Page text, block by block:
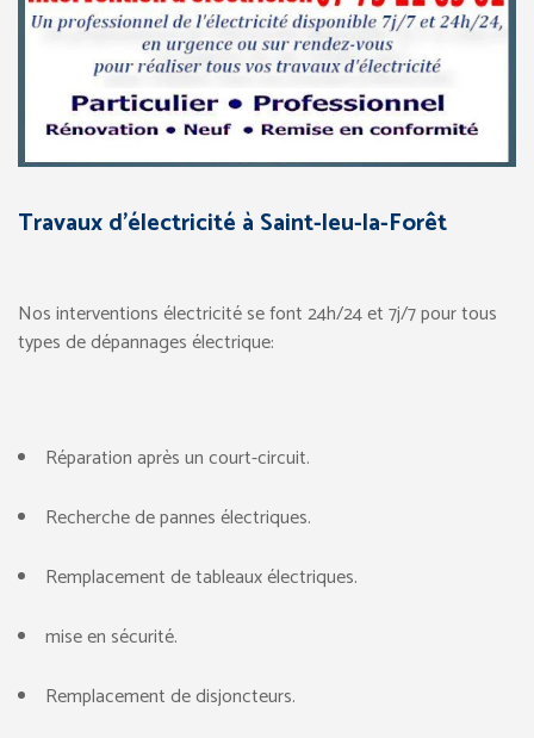
Travaux d’électricité à Saint-leu-la-Forêt
Nos interventions électricité se font 24h/24 et 7j/7 pour tous
types de dépannages électrique:
Réparation après un court-circuit.
Recherche de pannes électriques.
Remplacement de tableaux électriques.
mise en sécurité.
Remplacement de disjoncteurs.